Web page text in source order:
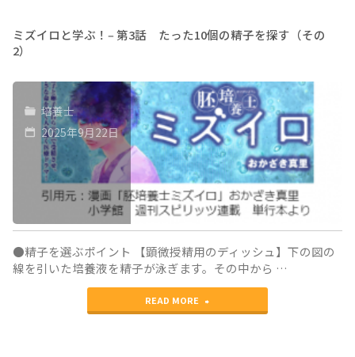
か
卵
が
体
の
外
へ
出
た、
そ
の
若
時
に
凍
結
し
た
卵
子、
そ
ロ
学
ぶ！‒
第
4
話
45
歳
の
卵
ミズイロと学ぶ！‒ 第3話 たった10個の精子を探す（その
2）
培養士
2025年9月22日
●精子を選ぶポイント 【顕微授精用のディッシュ】下の図の
線を引いた培養液を精子が泳ぎます。その中から …
READ MORE
"ミ